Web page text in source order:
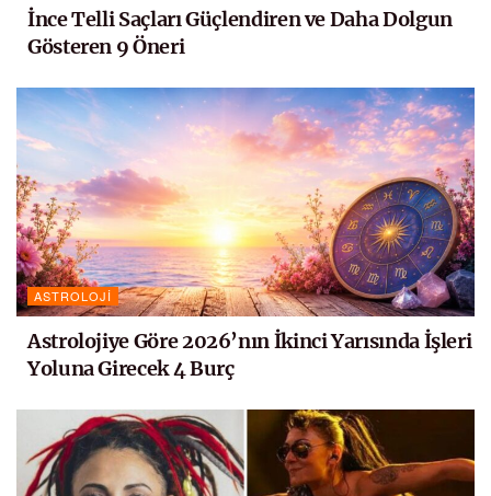
İnce Telli Saçları Güçlendiren ve Daha Dolgun
Gösteren 9 Öneri
ASTROLOJI
Astrolojiye Göre 2026’nın İkinci Yarısında İşleri
Yoluna Girecek 4 Burç